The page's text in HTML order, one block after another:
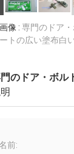
像 : 専門のドア
トの広い塗布白
のドア・ボル
前: